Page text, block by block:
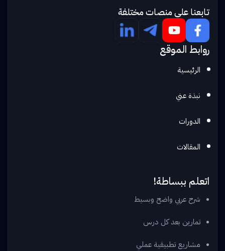
تابعنا علي منصات مختلفة
روابط الموقع
الرئيسية
نبذة عني
الدورات
المقالات
اتعلم ببساطة!
شرح عربي واضح وبسيط
تمارين بعد كل درس
مشاريع تطبيقية عملي